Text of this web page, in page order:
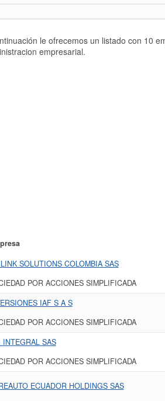
le ofrecemos un listado con 10
empresarial.
SOLUTIONS COLOMBIA SAS
POR ACCIONES SIMPLIFICADA
IAF S A S
POR ACCIONES SIMPLIFICADA
INTEGRAL SAS
POR ACCIONES SIMPLIFICADA
ECUADOR HOLDINGS SAS